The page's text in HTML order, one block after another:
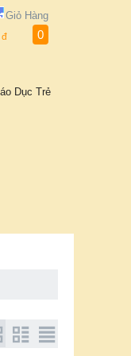
Giỏ Hàng
0
Dục Trẻ